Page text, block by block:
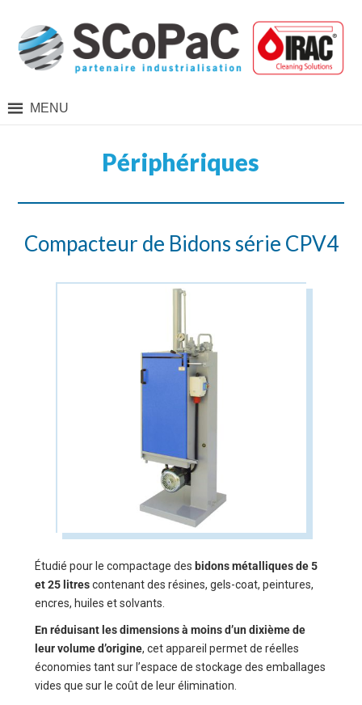
MENU
Périphériques
Compacteur de Bidons série CPV4
Étudié pour le compactage des bidons métalliques de 5
et 25 litrescontenant des résines, gels-coat, peintures,
encres, huiles et solvants.
En réduisant les dimensions à moins d’un dixième de
leur volume d’origine, cet appareil permet de réelles
économies tant sur l’espace de stockage des emballages
vides que sur le coût de leur élimination.